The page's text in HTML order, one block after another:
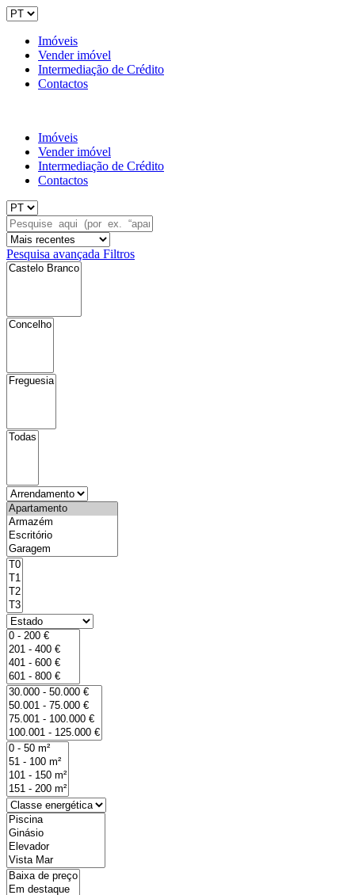
Imóveis
Vender imóvel
Intermediação de Crédito
Contactos
Imóveis
Vender imóvel
Intermediação de Crédito
Contactos
Pesquisa avançada Filtros